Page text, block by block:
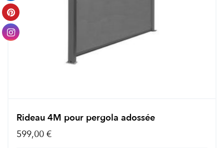
Rideau 4M pour pergola adossée
599,00 €